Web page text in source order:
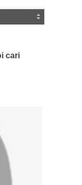
cari